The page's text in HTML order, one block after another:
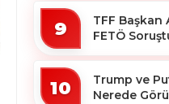
9
TFF Başkan
FETÖ
10
Trump ve
Nerede